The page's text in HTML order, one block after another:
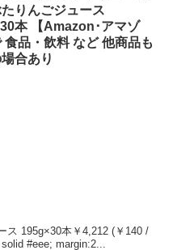
りんごジュース
本 【Amazon･アマゾ
食品・飲料 など 他商品も
合あり
ス 195g×30本￥4,212 (￥140 /
#eee; margin:2...